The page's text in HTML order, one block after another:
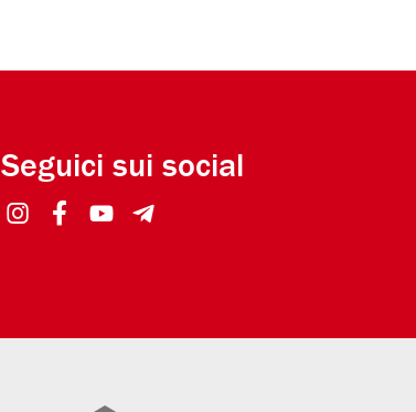
Seguici sui social